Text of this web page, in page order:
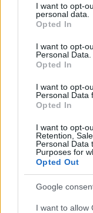
not limited to your
grant or deny
use your data for
consent section.
I want to opt-
personal data.
Opted In
I want to opt-
Personal Data.
Opted In
I want to opt-
Personal Data
Opted In
I want to opt-
Retention,
Personal Data
Purposes for
Opted Out
Google
I want to allow
recordatorio de
tomada en serio.